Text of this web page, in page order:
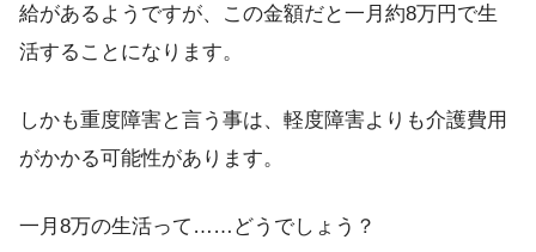
給があるようですが、この金額だと一月約8万円 で生
活することになります。
しかも重度障害と言う事は、軽度障害よりも介護費用
がかかる可能性があります。
一月8万の生活って……どうでしょう？